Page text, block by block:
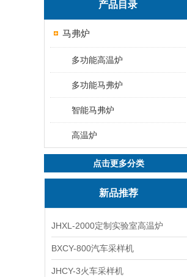
产品目录
马弗炉
多功能高温炉
多功能马弗炉
智能马弗炉
高温炉
点击更多分类
新品推荐
JHXL-2000定制实验室高温炉
BXCY-800汽车采样机
JHCY-3火车采样机